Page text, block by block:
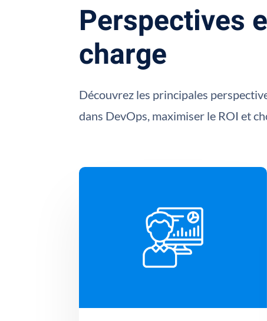
Perspectives
charge
Découvrez les principales
dans DevOps, maximiser le ROI et